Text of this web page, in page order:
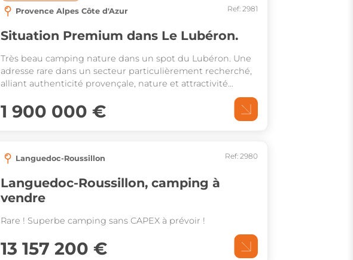
Provence Alpes Côte d'Azur Ref: 2981
Situation Premium dans Le Lubéron.
Très beau camping nature dans un spot du Lubéron. Une
adresse rare dans un secteur particulièrement recherché,
alliant authenticité provençale, nature et attractivité
1 900 000 €
Languedoc-Roussillon Ref: 2980
Languedoc-Roussillon, camping à
vendre
Rare ! Superbe camping sans CAPEX à prévoir !
13 157 200 €